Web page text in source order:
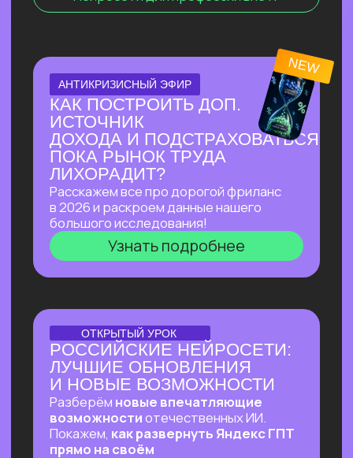
НОВЫЙ ПРАКТИКУМ
ПО КИТАЙСКИМ
НЕЙРОСЕТЯМ
Покажем лучшие модели, которые
обходят лидеров рынка
Узнать подробнее
ПЕРВЫЙ ОНЛАЙН-ПРАКТИКУМ
ПО ИИ-ЭКОСИСТЕМЕ
GOOGLE В РУССКОЯЗЫЧНОМ
ПРОСТРАНСТВЕ
В прямом эфире покажем, как
автоматизировать ежедневные
процессы в гугл-таблицах
и документах, как создавать из них
полный цикл контента — от текстов
до видеопрезентаций и аудиподкастов
Узнать подробнее
ОНЛАЙН-ПРАКТИКУМ
ВАЙБ-ПРАКТИКУМ
ПО ВАЙБ-КОДИНГУ
Собираем ИИ-агента, который в режиме
реального времени разбирает почту,
отвечает на письма, уведомляет